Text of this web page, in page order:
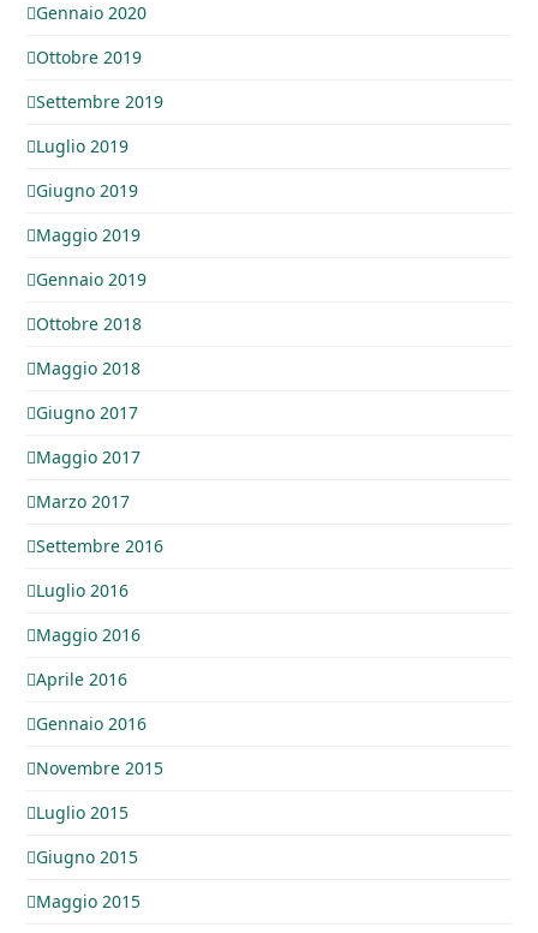
Gennaio 2020
Ottobre 2019
Settembre 2019
Luglio 2019
Giugno 2019
Maggio 2019
Gennaio 2019
Ottobre 2018
Maggio 2018
Giugno 2017
Maggio 2017
Marzo 2017
Settembre 2016
Luglio 2016
Maggio 2016
Aprile 2016
Gennaio 2016
Novembre 2015
Luglio 2015
Giugno 2015
Maggio 2015